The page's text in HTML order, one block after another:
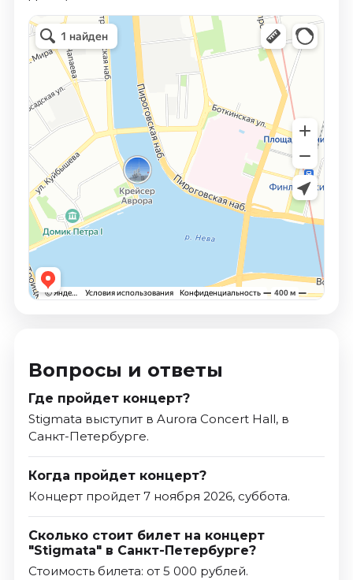
Вопросы и ответы
Где пройдет концерт?
Stigmata выступит в Aurora Concert Hall, в
Санкт-Петербурге.
Когда пройдет концерт?
Концерт пройдет 7 ноября 2026, суббота.
Сколько стоит билет на концерт
"Stigmata" в Санкт-Петербурге?
Стоимость билета: от 5 000 рублей.